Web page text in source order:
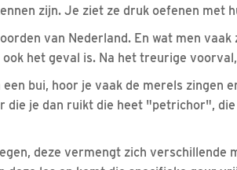
zijn. Je ziet ze druk oefenen met
van Nederland. En wat men
het geval is. Na het treurige
bui, hoor je vaak de merels zingen
die je dan ruikt die heet "petrichor",
deze vermengt zich verschillende